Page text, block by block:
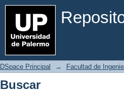
Buscar
DSpace Principal → Facultad de
Buscar